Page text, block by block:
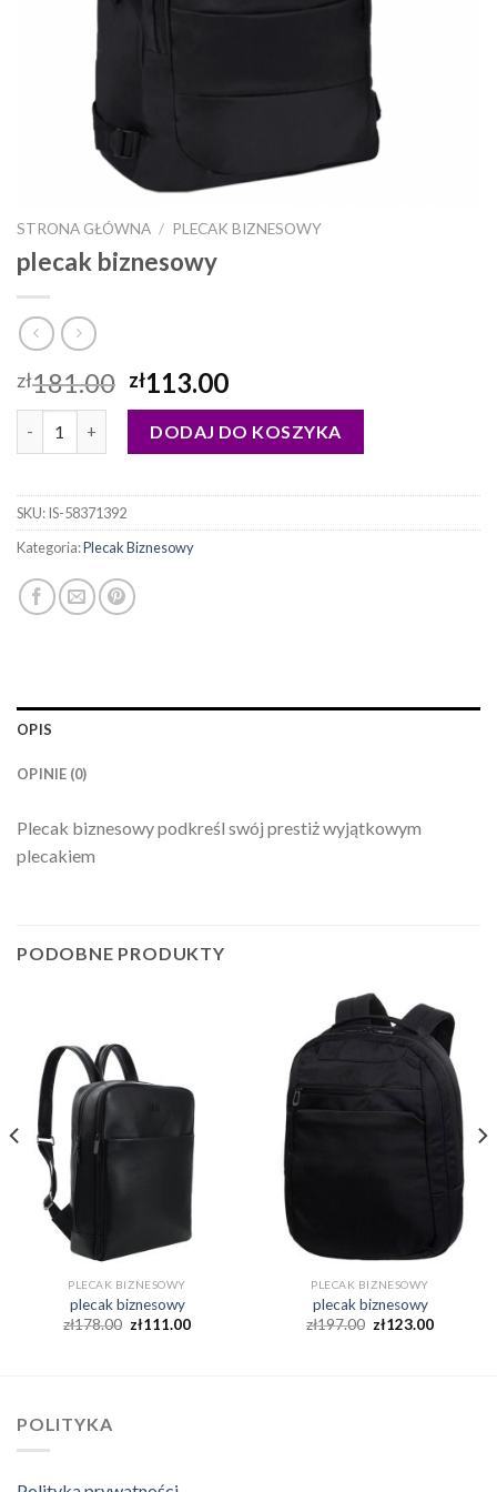
STRONA GŁÓWNA / PLECAK BIZNESOWY
plecak biznesowy
zł181.00 zł113.00
DODAJ DO KOSZYKA
SKU:IS-58371392
Kategoria:Plecak Biznesowy
OPIS
OPINIE (0)
Plecak biznesowy podkreśl swój prestiż wyjątkowym
plecakiem
PODOBNE PRODUKTY
PLECAK BIZNESOWY
plecak biznesowy
zł178.00 zł111.00
PLECAK BIZNESOWY
plecak biznesowy
zł197.00 zł123.00
POLITYKA